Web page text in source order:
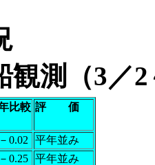
観測（3／
比較 評 価
0.02
平年並み
0.25 平年並み